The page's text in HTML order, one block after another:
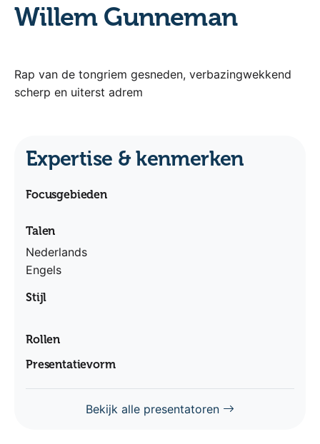
Willem Gunneman
Rap van de tongriem gesneden, verbazingwekkend
scherp en uiterst adrem
Expertise & kenmerken
Focusgebieden
Talen
Nederlands
Engels
Stijl
Rollen
Presentatievorm
Bekijk alle presentatoren